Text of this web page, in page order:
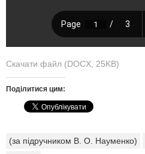
Скачати файл (DOCX, 25KB)
Поділитися цим:
(за підручником В. О. Науменко)